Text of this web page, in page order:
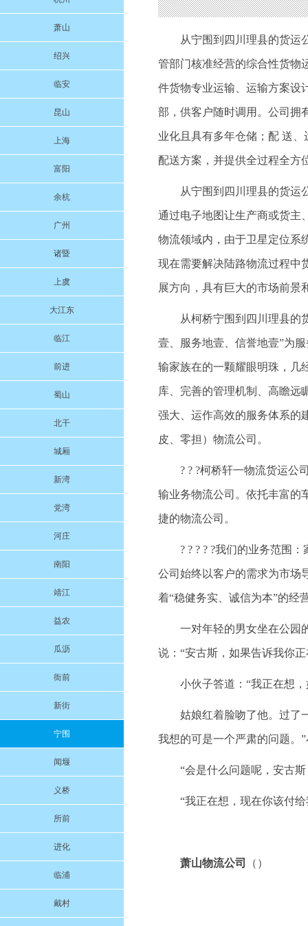
萧山
绍兴
临安
昆山
上海
富阳
余杭
广州
诸暨
上虞
大江东
临江
前进
蜀山
北干
城厢
新湾
党湾
河庄
南阳
靖江
益农
瓜沥
衙前
新街
宁围
闻堰
义桥
所前
进化
临浦
戴村
从宁围到四川理县的货运
管部门核准经营的综合性货物
件货物专业运输、运输方案设
部，供客户随时调用。公司拥
业化且具有多年仓储；配 送
配送方案，并提供全过程全方
从宁围到四川理县的货运
通过电子地图让生产商或货主
物流领域内，由于卫星定位系
现在需要解决陆路物流过程中
展方向，具有巨大的市场前景
从柯桥宁围到四川理县的
壹、服务地壹、信誉地壹”为
输家族在的一颗耀眼明珠，几
库、完善的管理机制、高瞻远
强大、运作高效的服务体系的
皮、零担）物流公司。
? ? ?柯桥轩一物流货运公
输业务物流公司。依托丰富的
捷的物流公司。
? ? ? ? ?我们的业务范围
公司始终以客户的需求为市场
着“稳健务实、诚信为本”的经
一对年轻的男女坐在公园
说：“安古斯，如果告诉我你
小伙子答道：“我正在想
姑娘红着脸吻了他。过了
我想的可是一个严肃的问题。
“会是什么问题呢，安古
“我正在想，现在你该付
萧山物流公司 （）